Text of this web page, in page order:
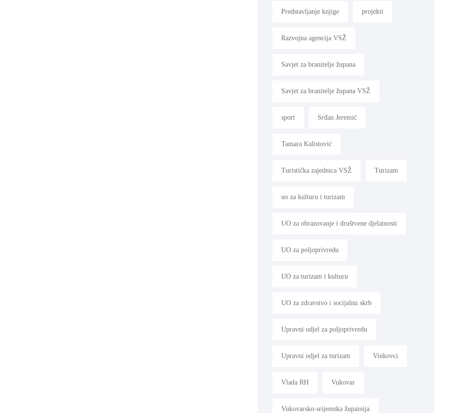
Predstavljanje knjige projekti
Razvojna agencija VSŽ
Savjet za branitelje župana
Savjet za branitelje župana VSŽ
sport Srđan Jeremić
Tamara Kalistović
Turistička zajednica VSŽ Turizam
uo za kulturu i turizam
UO za obrazovanje i društvene djelatnosti
UO za poljoprivredu
UO za turizam i kulturu
UO za zdravstvo i socijalnu skrb
Upravni odjel za poljoprivredu
Upravni odjel za turizam Vinkovci
Vlada RH Vukovar
Vukovarsko-srijemska župainija